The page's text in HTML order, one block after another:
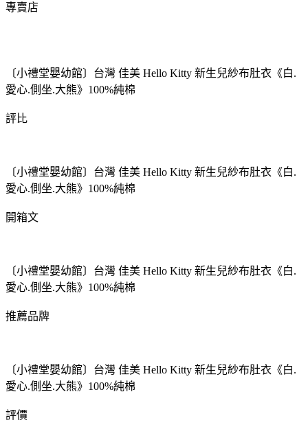
專賣店
〔小禮堂嬰幼館〕台灣 佳美 Hello Kitty 新生兒紗布肚衣《白.
愛心.側坐.大熊》100%純棉
評比
〔小禮堂嬰幼館〕台灣 佳美 Hello Kitty 新生兒紗布肚衣《白.
愛心.側坐.大熊》100%純棉
開箱文
〔小禮堂嬰幼館〕台灣 佳美 Hello Kitty 新生兒紗布肚衣《白.
愛心.側坐.大熊》100%純棉
推薦品牌
〔小禮堂嬰幼館〕台灣 佳美 Hello Kitty 新生兒紗布肚衣《白.
愛心.側坐.大熊》100%純棉
評價